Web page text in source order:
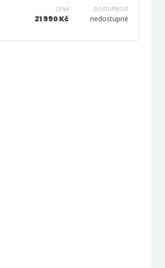
CENA
21 990 Kč
DOSTUPNOST
nedostupné